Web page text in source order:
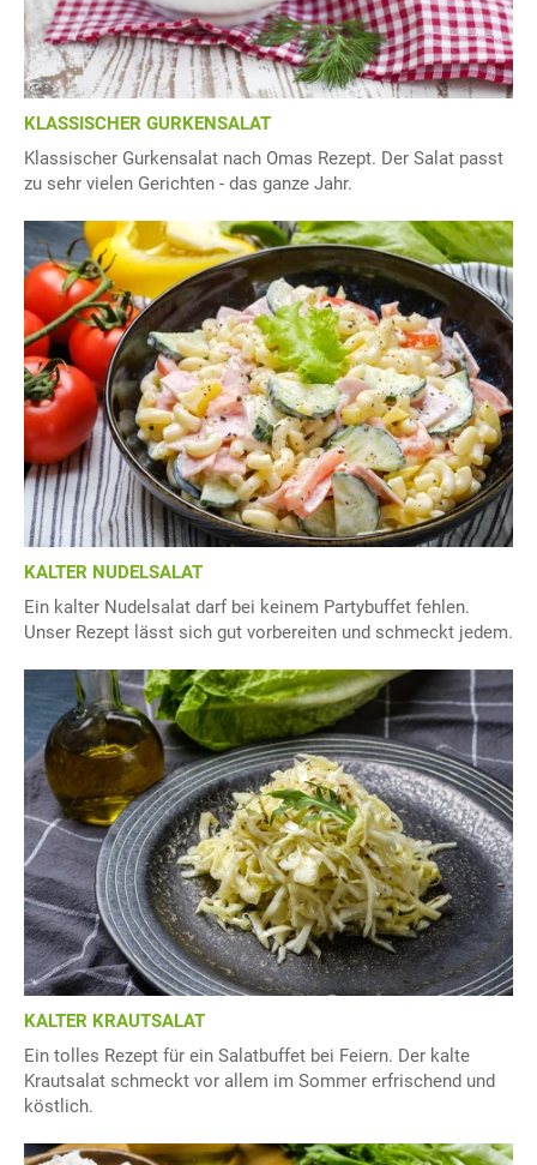
KLASSISCHER GURKENSALAT
Klassischer Gurkensalat nach Omas Rezept. Der Salat passt
zu sehr vielen Gerichten - das ganze Jahr.
KALTER NUDELSALAT
Ein kalter Nudelsalat darf bei keinem Partybuffet fehlen.
Unser Rezept lässt sich gut vorbereiten und schmeckt jedem.
KALTER KRAUTSALAT
Ein tolles Rezept für ein Salatbuffet bei Feiern. Der kalte
Krautsalat schmeckt vor allem im Sommer erfrischend und
köstlich.